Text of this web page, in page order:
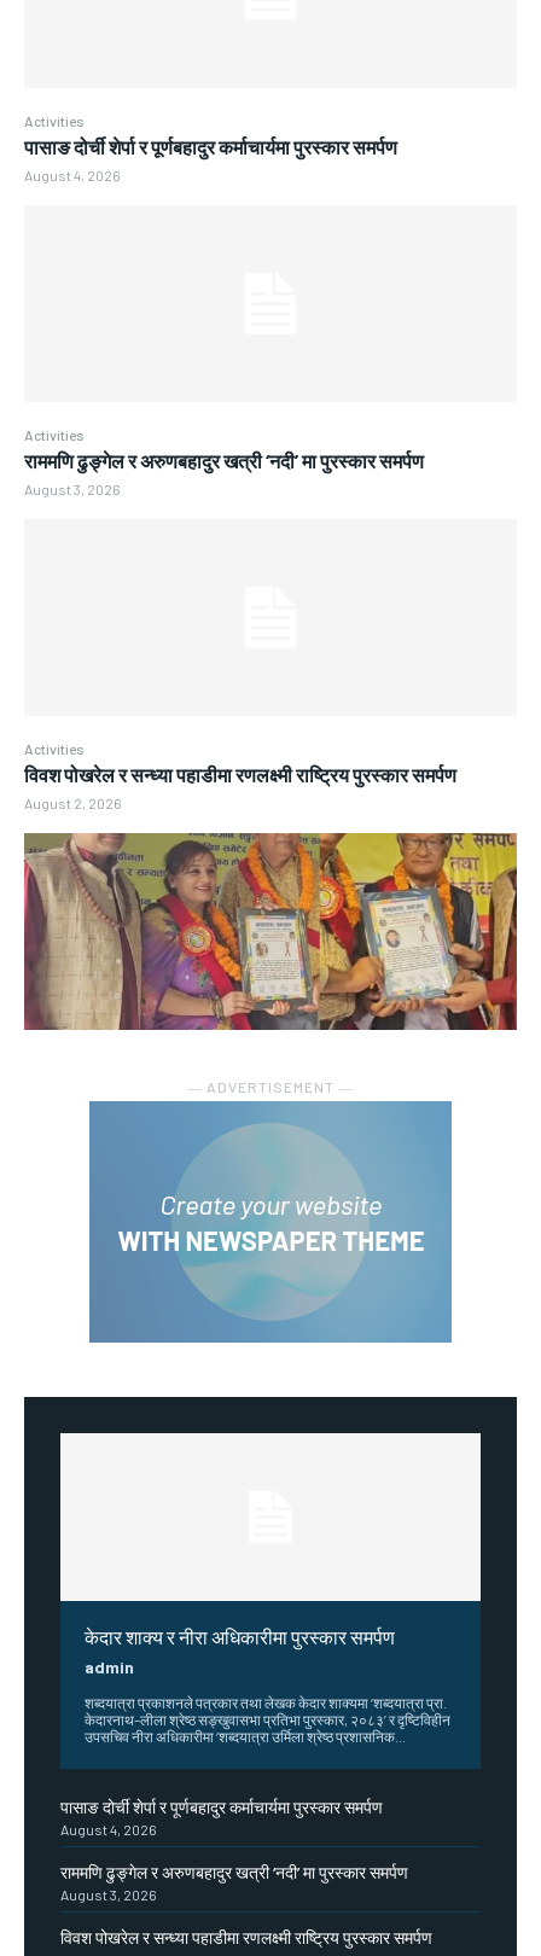
Activities
पासाङ दोर्ची शेर्पा र पूर्णबहादुर कर्माचार्यमा पुरस्कार समर्पण
August 4, 2026
Activities
राममणि ढुङ्गेल र अरुणबहादुर खत्री ‘नदी’ मा पुरस्कार समर्पण
August 3, 2026
Activities
विवश पोखरेल र सन्ध्या पहाडीमा रणलक्ष्मी राष्ट्रिय पुरस्कार समर्पण
August 2, 2026
― ADVERTISEMENT ―
केदार शाक्य र नीरा अधिकारीमा पुरस्कार समर्पण
admin
शब्दयात्रा प्रकाशनले पत्रकार तथा लेखक केदार शाक्यमा ‘शब्दयात्रा प्रा.
केदारनाथ–लीला श्रेष्ठ सङ्खुवासभा प्रतिभा पुरस्कार, २०८३’ र दृष्टिविहीन
उपसचिव नीरा अधिकारीमा ‘शब्दयात्रा उर्मिला श्रेष्ठ प्रशासनिक...
पासाङ दोर्ची शेर्पा र पूर्णबहादुर कर्माचार्यमा पुरस्कार समर्पण
August 4, 2026
राममणि ढुङ्गेल र अरुणबहादुर खत्री ‘नदी’ मा पुरस्कार समर्पण
August 3, 2026
विवश पोखरेल र सन्ध्या पहाडीमा रणलक्ष्मी राष्ट्रिय पुरस्कार समर्पण